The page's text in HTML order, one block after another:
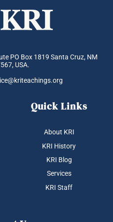
PO Box 1819 Santa Cruz, NM
USA.
Quick Links
About KRI
KRI History
KRI Blog
Services
KRI Staff